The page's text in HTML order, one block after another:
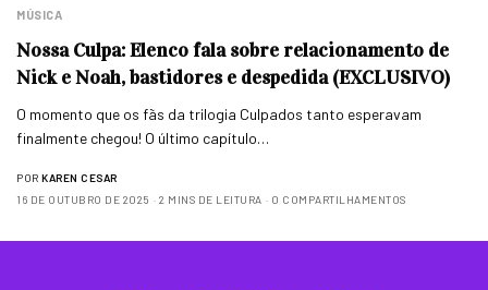
MÚSICA
Nossa Culpa: Elenco fala sobre relacionamento de
Nick e Noah, bastidores e despedida (EXCLUSIVO)
O momento que os fãs da trilogia Culpados tanto esperavam
finalmente chegou! O último capítulo…
POR KAREN CESAR
16 DE OUTUBRO DE 2025
2 MINS DE LEITURA 0 COMPARTILHAMENTOS